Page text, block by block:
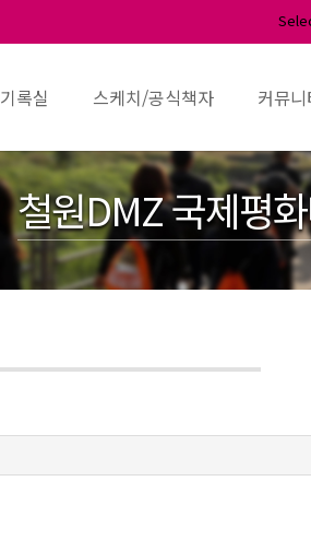
기록실 스케치/공식책자 커뮤니
철원DMZ 국제평